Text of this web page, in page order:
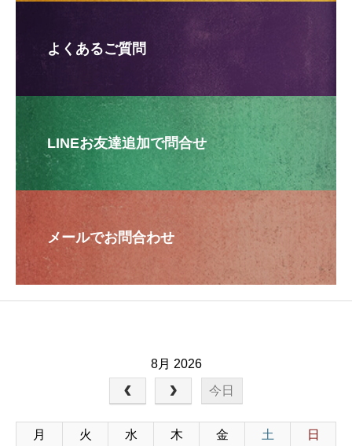
よくあるご質問
LINEお友達追加で問合せ
メールでお問合わせ
8月 2026
今日
月 火 水 木 金 土
日